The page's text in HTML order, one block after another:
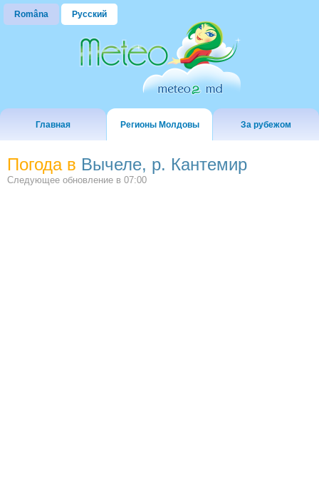
Româna Русский
Главная Регионы Молдовы За рубежом
Погода в Вычеле, р. Кантемир
Следующее обновление в 07:00